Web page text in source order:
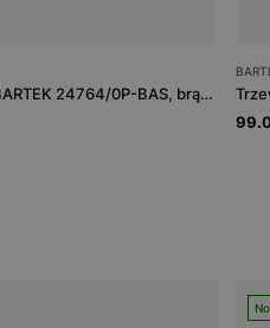
Trzewiki ocieplane BARTEK 24764/0P-BAS, brązowy